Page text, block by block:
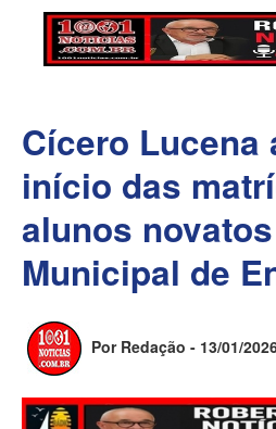
Cícero Lucena
início das
alunos
Municipal de
Por Redação - 13/01/